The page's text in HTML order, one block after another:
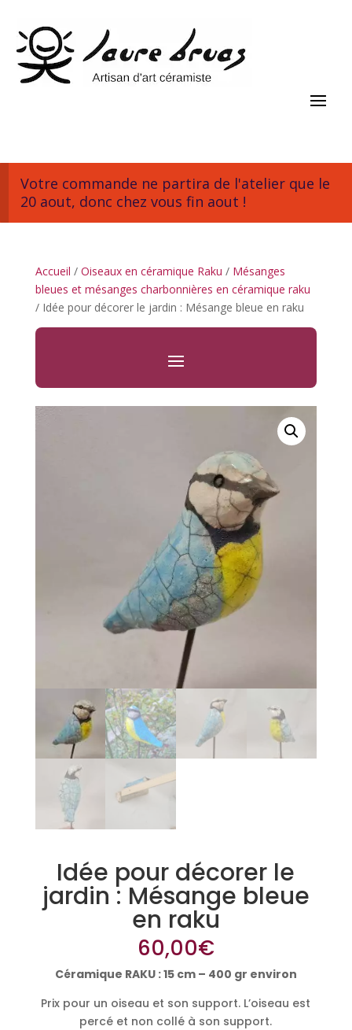
Votre commande ne partira de l'atelier que le
20 aout, donc chez vous fin aout !
Accueil / Oiseaux en céramique Raku / Mésanges
bleues et mésanges charbonnières en céramique raku
/ Idée pour décorer le jardin : Mésange bleue en raku
Idée pour décorer le
jardin : Mésange bleue
en raku
60,00€
Céramique RAKU : 15 cm – 400 gr environ
Prix pour un oiseau et son support. L’oiseau est
percé et non collé à son support.